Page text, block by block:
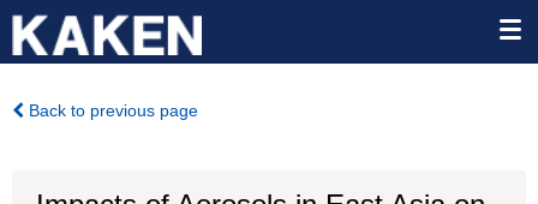
Back to previous page